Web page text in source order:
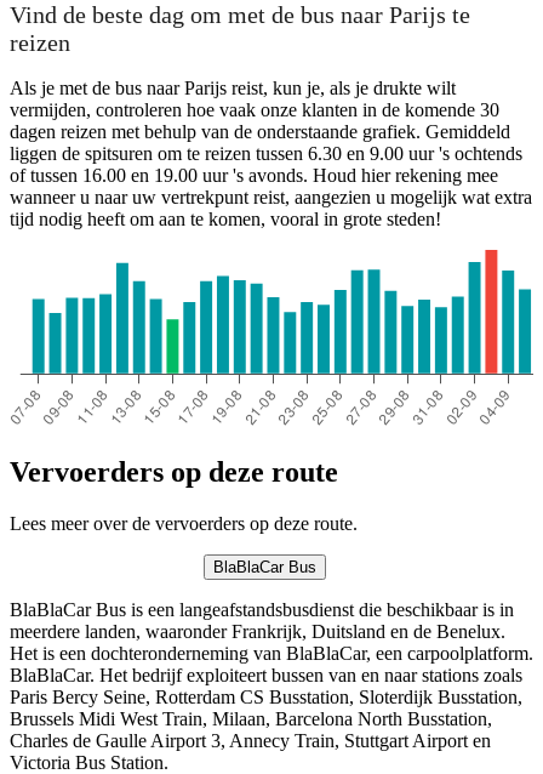
Vind de beste dag om met de bus naar Parijs te
reizen
Als je met de bus naar Parijs reist, kun je, als je drukte wilt
vermijden, controleren hoe vaak onze klanten in de komende 30
dagen reizen met behulp van de onderstaande grafiek. Gemiddeld
liggen de spitsuren om te reizen tussen 6.30 en 9.00 uur 's ochtends
of tussen 16.00 en 19.00 uur 's avonds. Houd hier rekening mee
wanneer u naar uw vertrekpunt reist, aangezien u mogelijk wat extra
tijd nodig heeft om aan te komen, vooral in grote steden!
Vervoerders op deze route
Lees meer over de vervoerders op deze route.
BlaBlaCar Bus
BlaBlaCar Bus is een langeafstandsbusdienst die beschikbaar is in
meerdere landen, waaronder Frankrijk, Duitsland en de Benelux.
Het is een dochteronderneming van BlaBlaCar, een carpoolplatform.
BlaBlaCar. Het bedrijf exploiteert bussen van en naar stations zoals
Paris Bercy Seine, Rotterdam CS Busstation, Sloterdijk Busstation,
Brussels Midi West Train, Milaan, Barcelona North Busstation,
Charles de Gaulle Airport 3, Annecy Train, Stuttgart Airport en
Victoria Bus Station.